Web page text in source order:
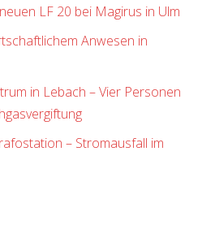
LF 20 bei Magirus in Ulm
Anwesen in
in Lebach – Vier Personen
– Stromausfall im